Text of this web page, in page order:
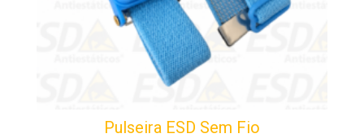
Pulseira ESD Sem Fio